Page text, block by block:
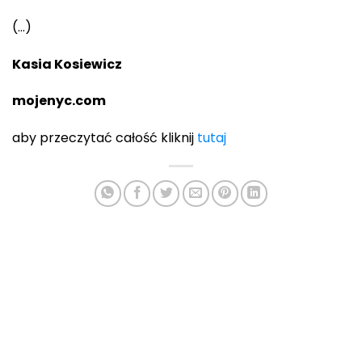
(…)
Kasia Kosiewicz
mojenyc.com
aby przeczytać całość kliknij tutaj